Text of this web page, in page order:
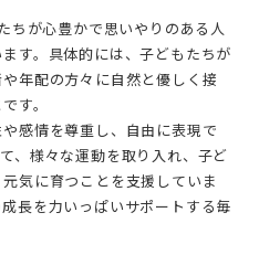
す。具体的には、子どもたちが
年配の方々に自然と優しく接
す。
感情を尊重し、自由に表現で
、様々な運動を取り入れ、子ど
気に育つことを支援していま
長を力いっぱいサポートする毎